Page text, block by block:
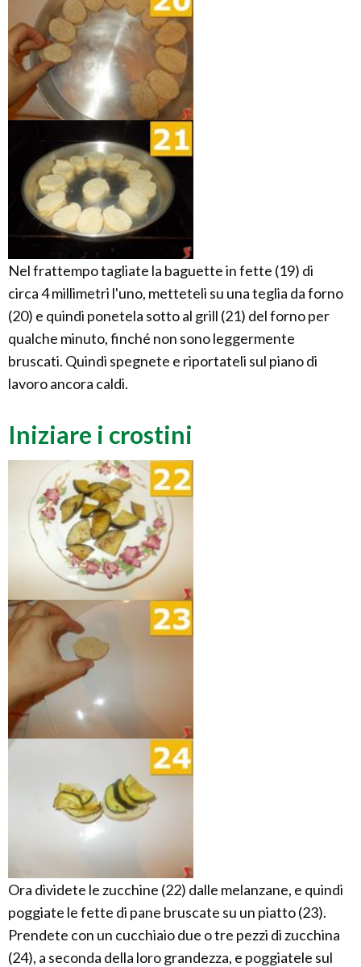
Nel frattempo tagliate la baguette in fette (19) di
circa 4 millimetri l'uno, metteteli su una teglia da forno
(20) e quindi ponetela sotto al grill (21) del forno per
qualche minuto, finché non sono leggermente
bruscati. Quindi spegnete e riportateli sul piano di
lavoro ancora caldi.
Iniziare i crostini
Ora dividete le zucchine (22) dalle melanzane, e quindi
poggiate le fette di pane bruscate su un piatto (23).
Prendete con un cucchiaio due o tre pezzi di zucchina
(24), a seconda della loro grandezza, e poggiatele sul